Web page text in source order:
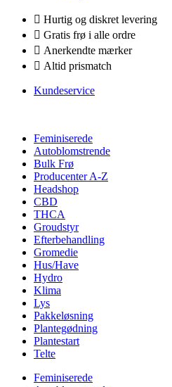
Hurtig og diskret levering
Gratis frø i alle ordre
Anerkendte mærker
Altid prismatch
Kundeservice
Feminiserede
Autoblomstrende
Bulk Frø
Producenter A-Z
Headshop
CBD
THCA
Groudstyr
Efterbehandling
Gromedie
Hus/Have
Hydro
Klima
Lys
Pakkeløsning
Plantegødning
Plantestart
Telte
Feminiserede